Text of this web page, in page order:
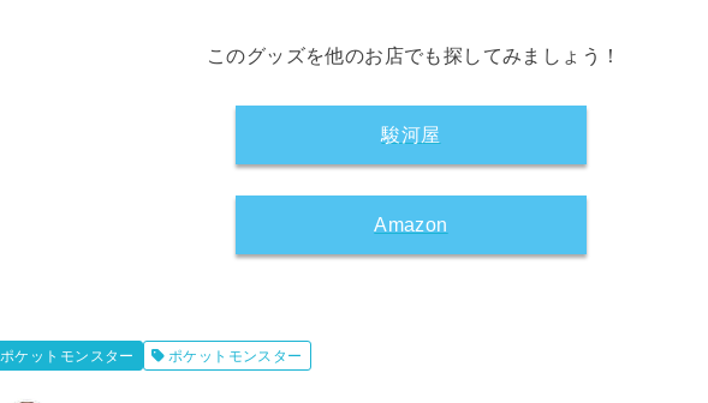
このグッズを他のお店でも探してみましょう！
駿河屋
Amazon
ポケットモンスター ポケットモンスター